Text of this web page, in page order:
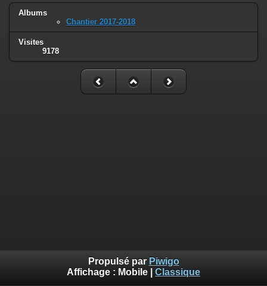
Albums
Chantier 2017-2018
Visites
9178
Propulsé par Piwigo
Affichage : Mobile Classique